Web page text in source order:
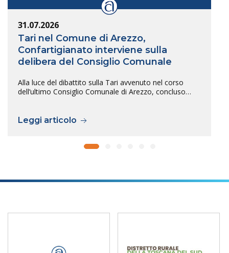
31.07.2026
Tari nel Comune di Arezzo,
Confartigianato interviene sulla
delibera del Consiglio Comunale
Alla luce del dibattito sulla Tari avvenuto nel corso
dell’ultimo Consiglio Comunale di Arezzo, concluso…
Leggi articolo